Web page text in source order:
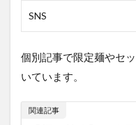
SNS
個別記事で限定麺やセ
いています。
関連記事